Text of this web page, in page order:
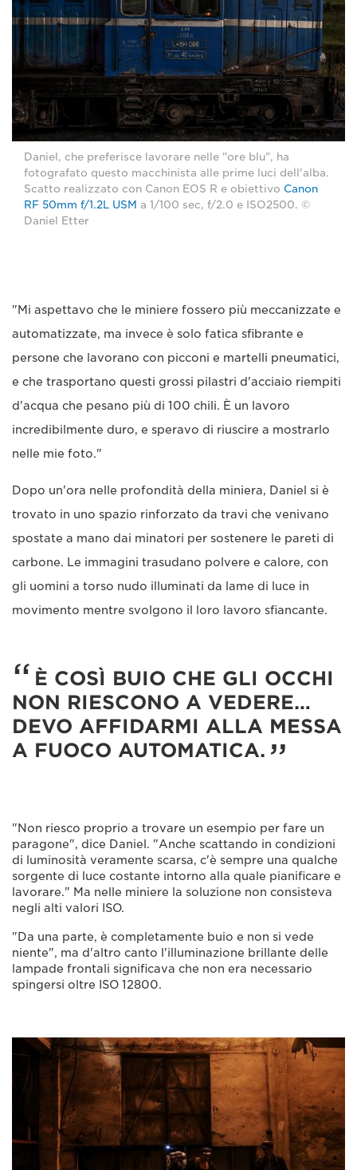
Daniel, che preferisce lavorare nelle "ore blu", ha
fotografato questo macchinista alle prime luci dell'alba.
Scatto realizzato con Canon EOS R e obiettivo Canon
RF 50mm f/1.2L USM a 1/100 sec, f/2.0 e ISO2500. ©
Daniel Etter
"Mi aspettavo che le miniere fossero più meccanizzate e
automatizzate, ma invece è solo fatica sfibrante e
persone che lavorano con picconi e martelli pneumatici,
e che trasportano questi grossi pilastri d'acciaio riempiti
d'acqua che pesano più di 100 chili. È un lavoro
incredibilmente duro, e speravo di riuscire a mostrarlo
nelle mie foto."
Dopo un'ora nelle profondità della miniera, Daniel si è
trovato in uno spazio rinforzato da travi che venivano
spostate a mano dai minatori per sostenere le pareti di
carbone. Le immagini trasudano polvere e calore, con
gli uomini a torso nudo illuminati da lame di luce in
movimento mentre svolgono il loro lavoro sfiancante.
È COSÌ BUIO CHE GLI OCCHI
NON RIESCONO A VEDERE…
DEVO AFFIDARMI ALLA MESSA
A FUOCO AUTOMATICA.
"Non riesco proprio a trovare un esempio per fare un
paragone", dice Daniel. "Anche scattando in condizioni
di luminosità veramente scarsa, c'è sempre una qualche
sorgente di luce costante intorno alla quale pianificare e
lavorare." Ma nelle miniere la soluzione non consisteva
negli alti valori ISO.
"Da una parte, è completamente buio e non si vede
niente", ma d'altro canto l'illuminazione brillante delle
lampade frontali significava che non era necessario
spingersi oltre ISO 12800.